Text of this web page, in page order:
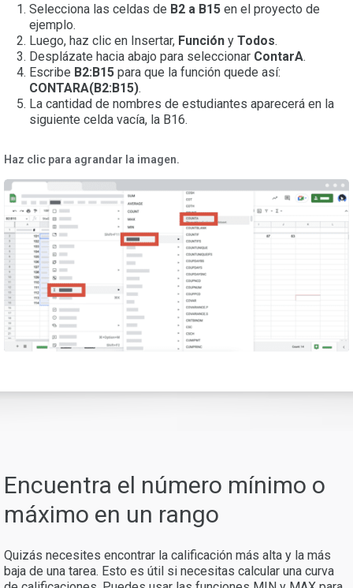
Selecciona las celdas de B2 a B15 en el proyecto de
ejemplo.
Luego, haz clic en Insertar, Función y Todos.
Desplázate hacia abajo para seleccionar ContarA.
Escribe B2:B15 para que la función quede así:
CONTARA(B2:B15).
La cantidad de nombres de estudiantes aparecerá en la
siguiente celda vacía, la B16.
Haz clic para agrandar la imagen.
Encuentra el número mínimo o
máximo en un rango
Quizás necesites encontrar la calificación más alta y la más
baja de una tarea. Esto es útil si necesitas calcular una curva